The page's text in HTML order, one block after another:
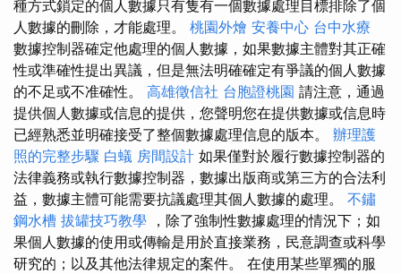
種方式鎖定的個人數據只有隻有一個數據處理目標排除了個
人數據的刪除，才能處理。 桃園外燴 安養中心 台中水療
數據控制器確定他處理的個人數據，如果數據主體對其正確
性或準確性提出異議，但是無法明確確定有爭議的個人數據
的不足或不准確性。 高雄徵信社 台胞證桃園 請注意，通過
提供個人數據或信息的提供，您聲明您在提供數據或信息時
已經熟悉並明確接受了整個數據處理信息的版本。 辦理護
照的完整步驟 白蟻 房間設計 如果僅對於履行數據控制器的
法律義務或執行數據控制器，數據出版商或第三方的合法利
益，數據主體可能需要抗議處理其個人數據的處理。 不鏽
鋼水槽 拔罐技巧教學 ，除了強制性數據處理的情況下；如
果個人數據的使用或傳輸是用於直接業務，民意調查或科學
研究的；以及其他法律規定的案件。 在使用某些單獨的服